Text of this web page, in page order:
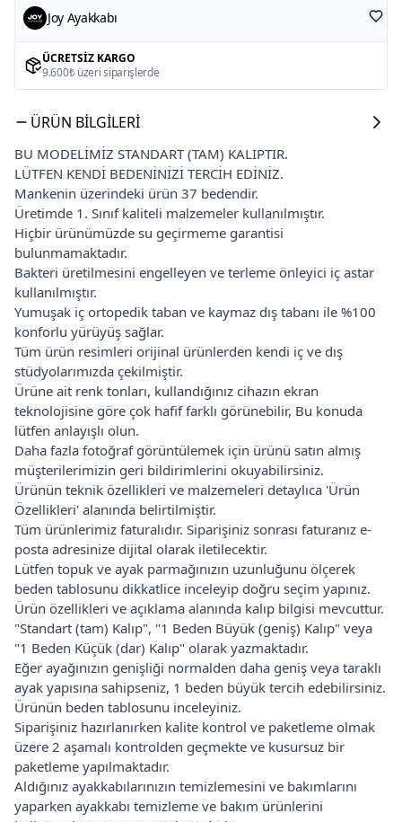
Joy Ayakkabı
ÜCRETSIZ KARGO
9.600₺ üzeri siparişlerde
ÜRÜN BILGILERI
BU MODELİMİZ STANDART (TAM) KALIPTIR.
LÜTFEN KENDİ BEDENİNİZİ TERCİH EDİNİZ.
Mankenin üzerindeki ürün 37 bedendir.
Üretimde 1. Sınıf kaliteli malzemeler kullanılmıştır.
Hiçbir ürünümüzde su geçirmeme garantisi
bulunmamaktadır.
Bakteri üretilmesini engelleyen ve terleme önleyici iç astar
kullanılmıştır.
Yumuşak iç ortopedik taban ve kaymaz dış tabanı ile %100
konforlu yürüyüş sağlar.
Tüm ürün resimleri orijinal ürünlerden kendi iç ve dış
stüdyolarımızda çekilmiştir.
Ürüne ait renk tonları, kullandığınız cihazın ekran
teknolojisine göre çok hafif farklı görünebilir, Bu konuda
lütfen anlayışlı olun.
Daha fazla fotoğraf görüntülemek için ürünü satın almış
müşterilerimizin geri bildirimlerini okuyabilirsiniz.
Ürünün teknik özellikleri ve malzemeleri detaylıca 'Ürün
Özellikleri' alanında belirtilmiştir.
Tüm ürünlerimiz faturalıdır. Siparişiniz sonrası faturanız e-
posta adresinize dijital olarak iletilecektir.
Lütfen topuk ve ayak parmağınızın uzunluğunu ölçerek
beden tablosunu dikkatlice inceleyip doğru seçim yapınız.
Ürün özellikleri ve açıklama alanında kalıp bilgisi mevcuttur.
"Standart (tam) Kalıp", "1 Beden Büyük (geniş) Kalıp" veya
"1 Beden Küçük (dar) Kalıp" olarak yazmaktadır.
Eğer ayağınızın genişliği normalden daha geniş veya taraklı
ayak yapısına sahipseniz, 1 beden büyük tercih edebilirsiniz.
Ürünün beden tablosunu inceleyiniz.
Siparişiniz hazırlanırken kalite kontrol ve paketleme olmak
üzere 2 aşamalı kontrolden geçmekte ve kusursuz bir
paketleme yapılmaktadır.
Aldığınız ayakkabılarınızın temizlemesini ve bakımlarını
yaparken ayakkabı temizleme ve bakım ürünlerini